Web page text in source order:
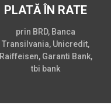
PLATĂ ÎN RATE
prin BRD, Banca
Transilvania, Unicredit,
Raiffeisen, Garanti Bank,
tbi bank